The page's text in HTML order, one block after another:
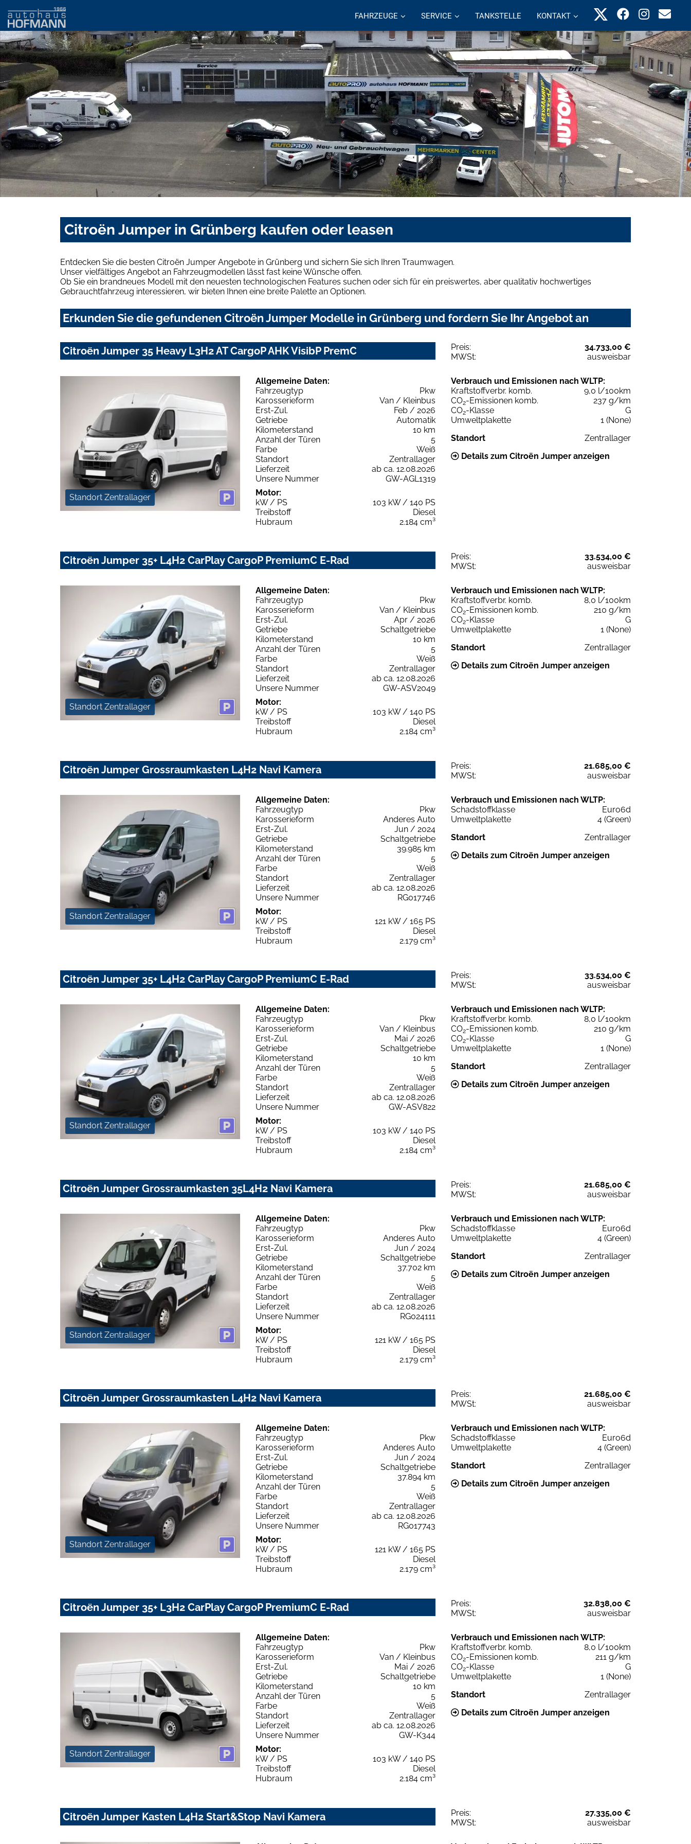
FAHRZEUGE SERVICE TANKSTELLE KONTAKT
Citroën Jumper in Grünberg kaufen oder leasen
Entdecken Sie die besten Citroën Jumper Angebote in Grünberg und sichern Sie sich Ihren Traumwagen.
Unser vielfältiges Angebot an Fahrzeugmodellen lässt fast keine Wünsche offen.
Ob Sie ein brandneues Modell mit den neuesten technologischen Features suchen oder sich für ein preiswertes, aber qualitativ hochwertiges
Gebrauchtfahrzeug interessieren, wir bieten Ihnen eine breite Palette an Optionen.
Erkunden Sie die gefundenen Citroën Jumper Modelle in Grünberg und fordern Sie Ihr Angebot an
Citroën Jumper 35 Heavy L3H2 AT CargoP AHK VisibP PremC Preis:
34.733,00 €
MWSt:
ausweisbar
Standort Zentrallager
Allgemeine Daten:
Fahrzeugtyp
Pkw
Karosserieform
Van / Kleinbus
Erst-Zul.
Feb / 2026
Getriebe
Automatik
Kilometerstand
10 km
Anzahl der Türen
5
Farbe
Weiß
Standort
Zentrallager
Lieferzeit
ab ca. 12.08.2026
Unsere Nummer
GW-AGL1319
Motor:
kW / PS
103 kW / 140 PS
Treibstoff
Diesel
Hubraum
2.184 cm³
Verbrauch und Emissionen nach WLTP:
Kraftstoffverbr. komb.
9,0 l/100km
CO2-Emissionen komb.
237 g/km
CO2-Klasse
G
Umweltplakette
1 (None)
Standort
Zentrallager
Details zum Citroën Jumper anzeigen
Citroën Jumper 35+ L4H2 CarPlay CargoP PremiumC E-Rad Preis:
33.534,00 €
MWSt:
ausweisbar
Standort Zentrallager
Allgemeine Daten:
Fahrzeugtyp
Pkw
Karosserieform
Van / Kleinbus
Erst-Zul.
Apr / 2026
Getriebe
Schaltgetriebe
Kilometerstand
10 km
Anzahl der Türen
5
Farbe
Weiß
Standort
Zentrallager
Lieferzeit
ab ca. 12.08.2026
Unsere Nummer
GW-ASV2049
Motor:
kW / PS
103 kW / 140 PS
Treibstoff
Diesel
Hubraum
2.184 cm³
Verbrauch und Emissionen nach WLTP:
Kraftstoffverbr. komb.
8,0 l/100km
CO2-Emissionen komb.
210 g/km
CO2-Klasse
G
Umweltplakette
1 (None)
Standort
Zentrallager
Details zum Citroën Jumper anzeigen
Citroën Jumper Grossraumkasten L4H2 Navi Kamera Preis:
21.685,00 €
MWSt:
ausweisbar
Standort Zentrallager
Allgemeine Daten:
Fahrzeugtyp
Pkw
Karosserieform
Anderes Auto
Erst-Zul.
Jun / 2024
Getriebe
Schaltgetriebe
Kilometerstand
39.985 km
Anzahl der Türen
5
Farbe
Weiß
Standort
Zentrallager
Lieferzeit
ab ca. 12.08.2026
Unsere Nummer
RG017746
Motor:
kW / PS
121 kW / 165 PS
Treibstoff
Diesel
Hubraum
2.179 cm³
Verbrauch und Emissionen nach WLTP:
Schadstoffklasse
Euro6d
Umweltplakette
4 (Green)
Standort
Zentrallager
Details zum Citroën Jumper anzeigen
Citroën Jumper 35+ L4H2 CarPlay CargoP PremiumC E-Rad Preis:
33.534,00 €
MWSt:
ausweisbar
Standort Zentrallager
Allgemeine Daten:
Fahrzeugtyp
Pkw
Karosserieform
Van / Kleinbus
Erst-Zul.
Mai / 2026
Getriebe
Schaltgetriebe
Kilometerstand
10 km
Anzahl der Türen
5
Farbe
Weiß
Standort
Zentrallager
Lieferzeit
ab ca. 12.08.2026
Unsere Nummer
GW-ASV822
Motor:
kW / PS
103 kW / 140 PS
Treibstoff
Diesel
Hubraum
2.184 cm³
Verbrauch und Emissionen nach WLTP:
Kraftstoffverbr. komb.
8,0 l/100km
CO2-Emissionen komb.
210 g/km
CO2-Klasse
G
Umweltplakette
1 (None)
Standort
Zentrallager
Details zum Citroën Jumper anzeigen
Citroën Jumper Grossraumkasten 35L4H2 Navi Kamera Preis:
21.685,00 €
MWSt:
ausweisbar
Standort Zentrallager
Allgemeine Daten:
Fahrzeugtyp
Pkw
Karosserieform
Anderes Auto
Erst-Zul.
Jun / 2024
Getriebe
Schaltgetriebe
Kilometerstand
37.702 km
Anzahl der Türen
5
Farbe
Weiß
Standort
Zentrallager
Lieferzeit
ab ca. 12.08.2026
Unsere Nummer
RG024111
Motor:
kW / PS
121 kW / 165 PS
Treibstoff
Diesel
Hubraum
2.179 cm³
Verbrauch und Emissionen nach WLTP:
Schadstoffklasse
Euro6d
Umweltplakette
4 (Green)
Standort
Zentrallager
Details zum Citroën Jumper anzeigen
Citroën Jumper Grossraumkasten L4H2 Navi Kamera Preis:
21.685,00 €
MWSt:
ausweisbar
Standort Zentrallager
Allgemeine Daten:
Fahrzeugtyp
Pkw
Karosserieform
Anderes Auto
Erst-Zul.
Jun / 2024
Getriebe
Schaltgetriebe
Kilometerstand
37.894 km
Anzahl der Türen
5
Farbe
Weiß
Standort
Zentrallager
Lieferzeit
ab ca. 12.08.2026
Unsere Nummer
RG017743
Motor:
kW / PS
121 kW / 165 PS
Treibstoff
Diesel
Hubraum
2.179 cm³
Verbrauch und Emissionen nach WLTP:
Schadstoffklasse
Euro6d
Umweltplakette
4 (Green)
Standort
Zentrallager
Details zum Citroën Jumper anzeigen
Citroën Jumper 35+ L3H2 CarPlay CargoP PremiumC E-Rad Preis:
32.838,00 €
MWSt:
ausweisbar
Standort Zentrallager
Allgemeine Daten:
Fahrzeugtyp
Pkw
Karosserieform
Van / Kleinbus
Erst-Zul.
Mai / 2026
Getriebe
Schaltgetriebe
Kilometerstand
10 km
Anzahl der Türen
5
Farbe
Weiß
Standort
Zentrallager
Lieferzeit
ab ca. 12.08.2026
Unsere Nummer
GW-K344
Motor:
kW / PS
103 kW / 140 PS
Treibstoff
Diesel
Hubraum
2.184 cm³
Verbrauch und Emissionen nach WLTP:
Kraftstoffverbr. komb.
8,0 l/100km
CO2-Emissionen komb.
211 g/km
CO2-Klasse
G
Umweltplakette
1 (None)
Standort
Zentrallager
Details zum Citroën Jumper anzeigen
Citroën Jumper Kasten L4H2 Start&Stop Navi Kamera Preis:
27.335,00 €
MWSt:
ausweisbar